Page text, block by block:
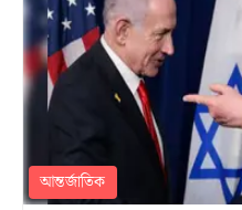
আন্তর্জাতিক